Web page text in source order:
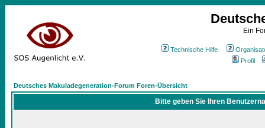
Ein
Technische Hilfe
Profil
Deutsches Makuladegeneration-Forum Foren-Übersicht
Bitte geben Sie Ihren